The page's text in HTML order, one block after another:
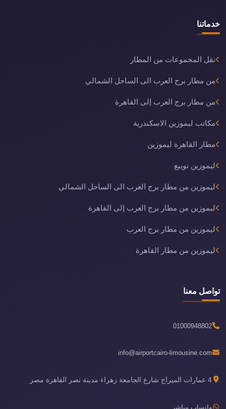
خدماتنا
نقل المجموعات من المطار
من مطار برج العرب الى الساحل الشمالي
من مطار برج العرب إلى القاهرة
مكاتب ليموزين الاسكندرية
مطار القاهرة ليموزين
ليموزين نويبع
ليموزين من مطار برج العرب الى الساحل الشمالي
ليموزين من مطار برج العرب إلى القاهرة
ليموزين من مطار برج العرب
ليموزين من مطار القاهرة
تواصل معنا
01000948802
info@airportcairo-limousine.com
4 عمارات الميراج شارع الجامعة زهراء مدينة نصر القاهرة مصر
واتساب مباشر